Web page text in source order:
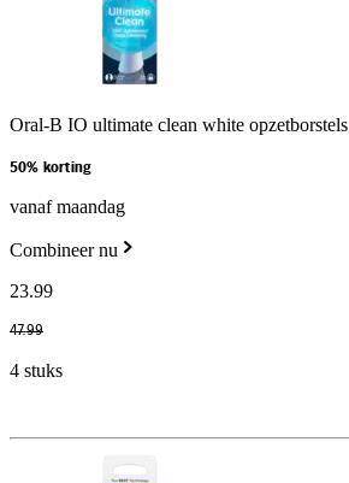
Oral-B IO ultimate clean white opzetborstels
50% korting
vanaf maandag
Combineer nu
23.99
47.99
4 stuks